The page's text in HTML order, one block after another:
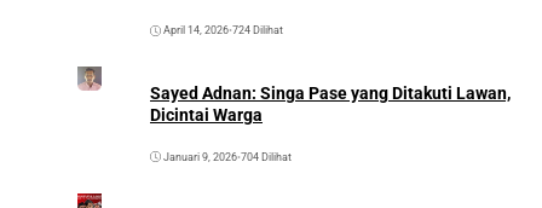
April 14, 2026•724 Dilihat
Sayed Adnan: Singa Pase yang Ditakuti Lawan,
Dicintai Warga
Januari 9, 2026•704 Dilihat